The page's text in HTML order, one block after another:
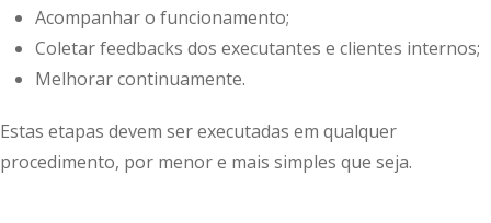
Acompanhar o funcionamento;
Coletar feedbacks dos executantes e clientes internos;
Melhorar continuamente.
Estas etapas devem ser executadas em qualquer
procedimento, por menor e mais simples que seja.